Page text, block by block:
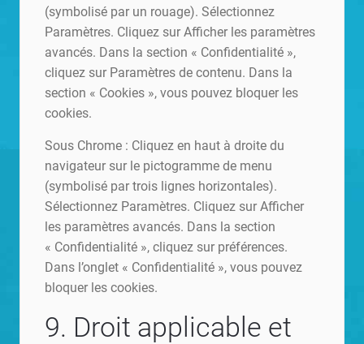
(symbolisé par un rouage). Sélectionnez
Paramètres. Cliquez sur Afficher les paramètres
avancés. Dans la section « Confidentialité »,
cliquez sur Paramètres de contenu. Dans la
section « Cookies », vous pouvez bloquer les
cookies.
Sous Chrome : Cliquez en haut à droite du
navigateur sur le pictogramme de menu
(symbolisé par trois lignes horizontales).
Sélectionnez Paramètres. Cliquez sur Afficher
les paramètres avancés. Dans la section
« Confidentialité », cliquez sur préférences.
Dans l’onglet « Confidentialité », vous pouvez
bloquer les cookies.
9. Droit applicable et